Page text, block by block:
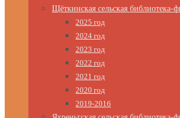
Щёткинская сельская библиотека-
2025 год
2024 год
2023 год
2022 год
2021 год
2020 год
2019-2016